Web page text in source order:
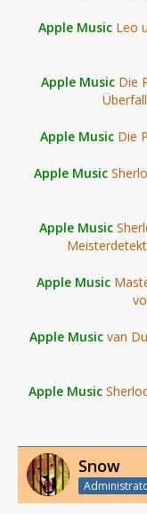
Apple Music Leo
Apple Music Die
Apple Music Die
Apple Music
Apple Music
Apple Music
Apple Music van
Apple Music
Snow